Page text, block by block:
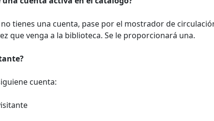
tienes una cuenta, pase por el mostrador de
que venga a la biblioteca. Se le proporcionará una.
cuenta: